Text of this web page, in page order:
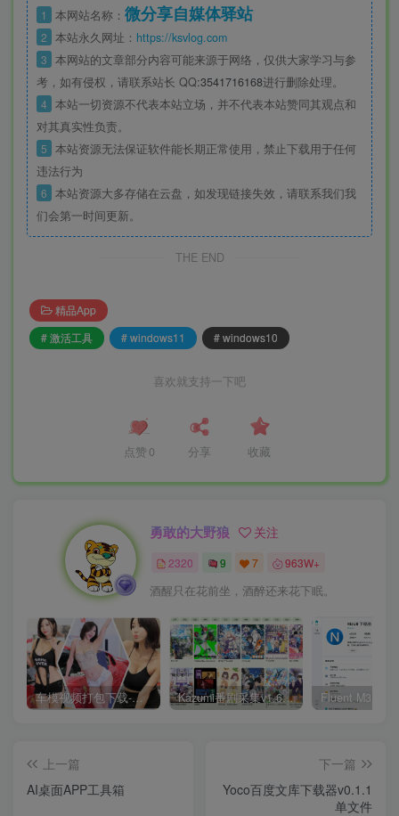
1 本网站名称： 微分享自媒体驿站
2 本站永久网址： https://ksvlog.com
3 本网站的文章部分内容可能来源于网络，仅供大家学习与参
考，如有侵权，请联系站长 QQ:3541716168进行删除处理。
4 本站一切资源不代表本站立场，并不代表本站赞同其观点和
对其真实性负责。
5 本站资源无法保证软件能长期正常使用，禁止下载用于任何
违法行为
6 本站资源大多存储在云盘，如发现链接失效，请联系我们我
们会第一时间更新。
THE END
精品App
# 激活工具
# windows11 # windows10
喜欢就支持一下吧
点赞 0 分享 收藏
勇敢的大野狼 关注
2320 9 7 963W+
酒醒只在花前坐，酒醉还来花下眠。
车模视频打包下载-高清无水印版 Kazumi番剧采集v1.6.9：支持自定义规则+在线观看+弹幕，跨平台下载
上一篇
AI桌面APP工具箱
下一篇
Yoco百度文库下载器v0.1.1
单文件